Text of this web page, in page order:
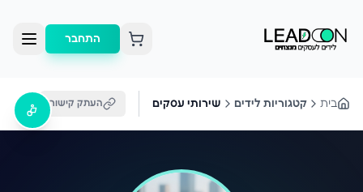
התחבר
בית קטגוריות לידים שירותי עסקים העתק קישור